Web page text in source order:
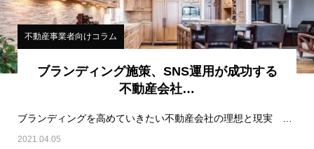
不動産事業者向けコラム
ブランディング施策、SNS運用が成功する
不動産会社…
2021.04.05